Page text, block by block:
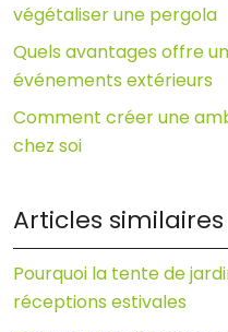
végétaliser une pergola
Quels avantages offre
événements extérieurs
Comment créer une
chez soi
Articles similaires
Pourquoi la tente de
réceptions estivales